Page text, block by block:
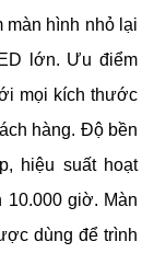
hình nhỏ lại
lớn. Ưu điểm
mọi kích thước
hàng. Độ bền
hiệu suất hoạt
10.000 giờ. Màn
dùng để trình